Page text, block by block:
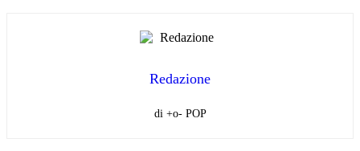
Redazione
di +o- POP